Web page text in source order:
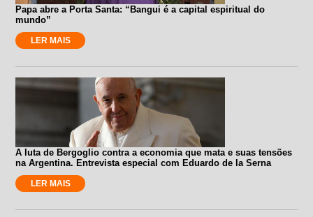
Papa abre a Porta Santa: “Bangui é a capital espiritual do
mundo”
LER MAIS
A luta de Bergoglio contra a economia que mata e suas tensões
na Argentina. Entrevista especial com Eduardo de la Serna
LER MAIS